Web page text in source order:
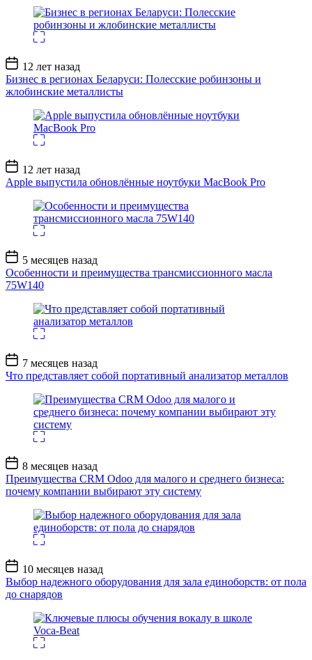
Дата
записи
12 лет назад
Бизнес в регионах Беларуси: Полесские робинзоны и
жлобинские металлисты
Дата
записи
12 лет назад
Apple выпустила обновлённые ноутбуки MacBook Pro
Дата
записи
5 месяцев назад
Особенности и преимущества трансмиссионного масла
75W140
Дата
записи
7 месяцев назад
Что представляет собой портативный анализатор металлов
Дата
записи
8 месяцев назад
Преимущества CRM Odoo для малого и среднего бизнеса:
почему компании выбирают эту систему
Дата
записи
10 месяцев назад
Выбор надежного оборудования для зала единоборств: от пола
до снарядов